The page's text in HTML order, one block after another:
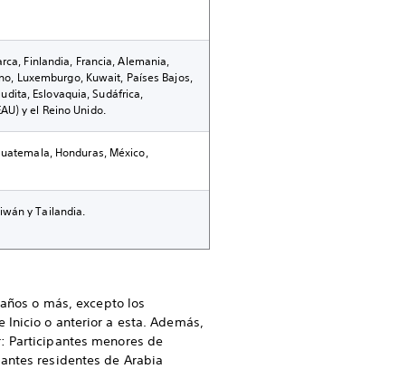
Finlandia, Francia, Alemania,
Luxemburgo, Kuwait, Países Bajos,
Eslovaquia, Sudáfrica,
y el Reino Unido.
Honduras, México,
y Tailandia.
o más, excepto los
Inicio o anterior a esta. Además,
Participantes menores de
residentes de Arabia